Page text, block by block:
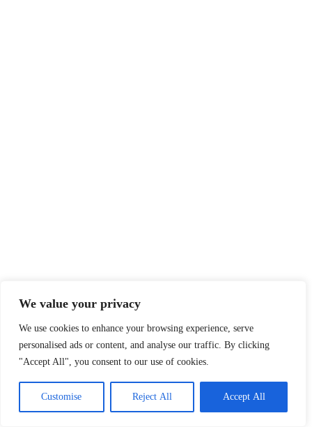
We value your privacy
We use cookies to enhance your browsing experience, serve
personalised ads or content, and analyse our traffic. By clicking
"Accept All", you consent to our use of cookies.
Customise Reject All Accept All